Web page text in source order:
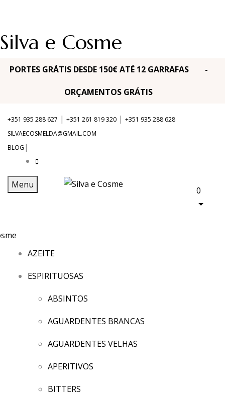
Silva e Cosme
PORTES GRÁTIS DESDE 150€ ATÉ 12 GARRAFAS -
ORÇAMENTOS GRÁTIS
+351 935 288 627 | +351 261 819 320 | +351 935 288 628
SILVAECOSMELDA@GMAIL.COM
BLOG |
Menu
0
AZEITE
ESPIRITUOSAS
ABSINTOS
AGUARDENTES BRANCAS
AGUARDENTES VELHAS
APERITIVOS
BITTERS